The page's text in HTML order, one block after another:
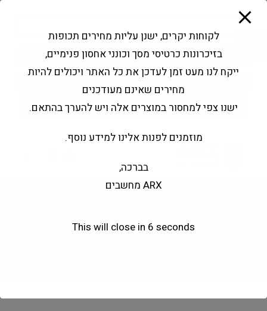
פתח סרגל נגישות
Products
search
החשבון שלי בקשה להצעה
INTEL
לקוחות יקרים, ישנן עליות מחירים תכופות
בזיכרונות כרטיסי מסך וכונני אחסון פנימיים,
ייקח לנו מעט זמן לעדכן את כל האתר ויכולים להיות
מחירים שאינם מעודכנים
ישנו צפי למחסור במוצרים אלה ויש להערך בהתאם.
מוזמנים לפנות אלינו למידע נוסף.
בברכה,
ARX מחשבים
This will close in 5 seconds